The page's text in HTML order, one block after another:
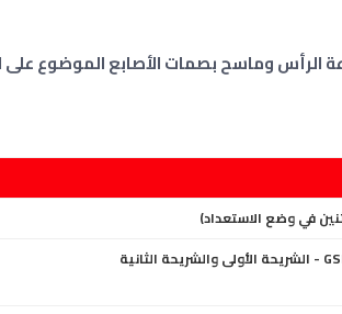
وماسح بصمات الأصابع الموضوع على